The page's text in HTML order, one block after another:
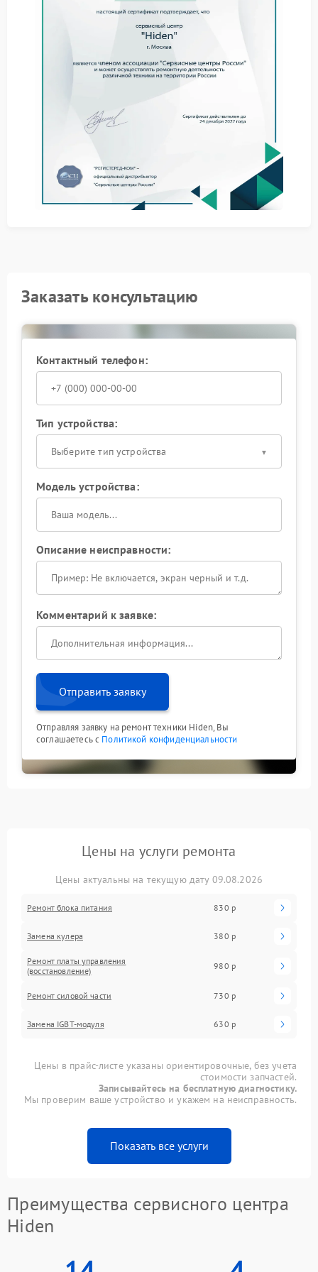
могут стремительно прогрессировать, затрагивая
силовые цепи и платы управления.
Как определяют источник шума
Фиксируют момент появления треска относительно
Оценивают локализацию звука методом
направленного прослушивания.
Считывают системные коды и сопоставляют их с
Проверяют крепления плат, трансформаторов и
радиаторов на люфт.
Сервис Hiden применяет методики поэтапного
исключения возможных причин: это помогает
под нагрузкой: инженеры фиксируют поведение
устройства в разных режимах и точно определяют
Ремонт Hiden должен выполняться с учетом
схемотехнических и механических особенностей
модели: самостоятельный разбор корпуса способен
устранение шума профессионалам — так вы
сохраните ресурс оборудования и избежите
дорогостоящих последствий.
Заказать консультацию
Контактный телефон:
Тип устройства:
Выберите тип устройства
Модель устройства:
Описание неисправности:
Комментарий к заявке:
Отправить заявку
Отправляя заявку на ремонт техники Hiden, Вы
соглашаетесь с Политикой конфиденциальности
Цены на услуги ремонта
Цены актуальны на текущую дату 09.08.2026
Ремонт блока питания 830 р
Замена кулера 380 р
Ремонт платы управления
(восстановление)
980 р
Ремонт силовой части 730 р
Замена IGBT-модуля 630 р
Цены в прайс-листе указаны ориентировочные, без учета
стоимости запчастей.
Записывайтесь на бесплатную диагностику.
Мы проверим ваше устройство и укажем на неисправность.
Показать все услуги
Преимущества сервисного центра
Hiden